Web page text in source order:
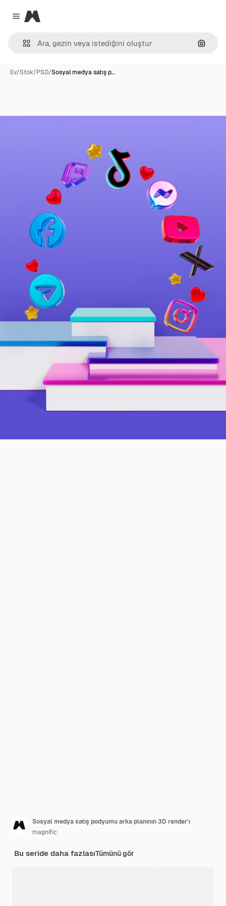
Close menu
Magnific
Ev/Stok/PSD/Sosyal medya satış p…
Sosyal medya satış podyumu arka planının 3D render’ı
magnific
Bu seride daha fazlasıTümünü gör